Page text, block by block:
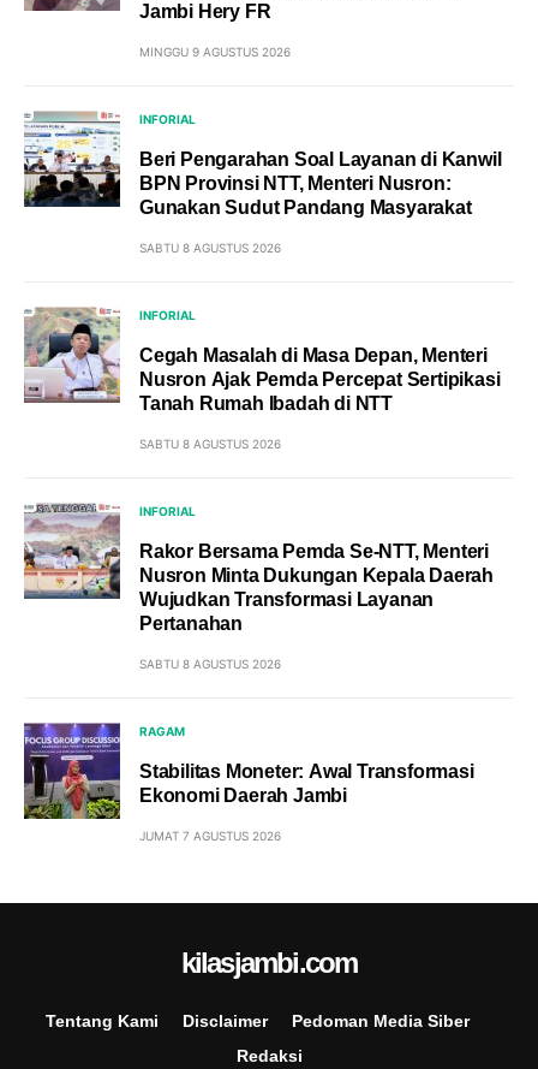
Jambi Hery FR
MINGGU 9 AGUSTUS 2026
INFORIAL
Beri Pengarahan Soal Layanan di Kanwil
BPN Provinsi NTT, Menteri Nusron:
Gunakan Sudut Pandang Masyarakat
SABTU 8 AGUSTUS 2026
INFORIAL
Cegah Masalah di Masa Depan, Menteri
Nusron Ajak Pemda Percepat Sertipikasi
Tanah Rumah Ibadah di NTT
SABTU 8 AGUSTUS 2026
INFORIAL
Rakor Bersama Pemda Se-NTT, Menteri
Nusron Minta Dukungan Kepala Daerah
Wujudkan Transformasi Layanan
Pertanahan
SABTU 8 AGUSTUS 2026
RAGAM
Stabilitas Moneter: Awal Transformasi
Ekonomi Daerah Jambi
JUMAT 7 AGUSTUS 2026
kilasjambi.com
Tentang Kami Disclaimer
Pedoman Media Siber
Redaksi